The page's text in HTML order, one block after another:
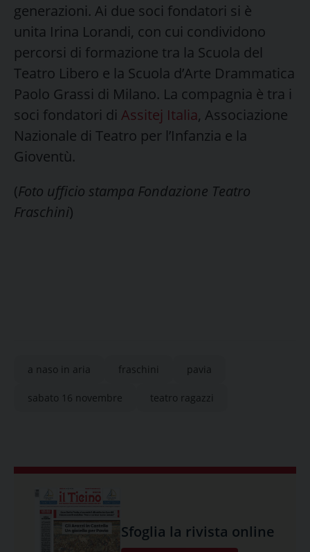
generazioni. Ai due soci fondatori si è
unita Irina Lorandi, con cui condividono
percorsi di formazione tra la Scuola del
Teatro Libero e la Scuola d’Arte Drammatica
Paolo Grassi di Milano. La compagnia è tra i
soci fondatori di Assitej Italia, Associazione
Nazionale di Teatro per l’Infanzia e la
Gioventù.
(Foto ufficio stampa Fondazione Teatro
Fraschini)
a naso in aria fraschini pavia
sabato 16 novembre teatro ragazzi
Sfoglia la rivista online